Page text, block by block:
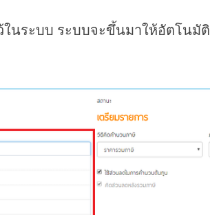
นระบบ ระบบจะขึ้นมาให้อัตโนมัติ